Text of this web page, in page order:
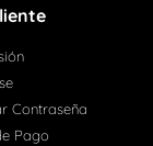
Contraseña
Pago